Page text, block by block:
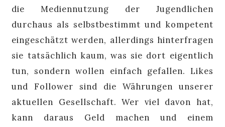
die Mediennutzung der Jugendlichen
durchaus als selbstbestimmt und kompetent
eingeschätzt werden, allerdings hinterfragen
sie tatsächlich kaum, was sie dort eigentlich
tun, sondern wollen einfach gefallen. Likes
und Follower sind die Währungen unserer
aktuellen Gesellschaft. Wer viel davon hat,
kann daraus Geld machen und einem